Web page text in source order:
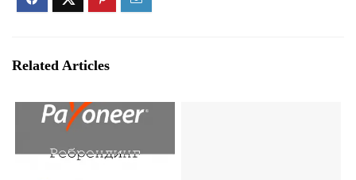
Related Articles